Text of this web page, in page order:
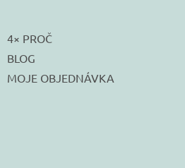
4× PROČ
BLOG
MOJE OBJEDNÁVKA